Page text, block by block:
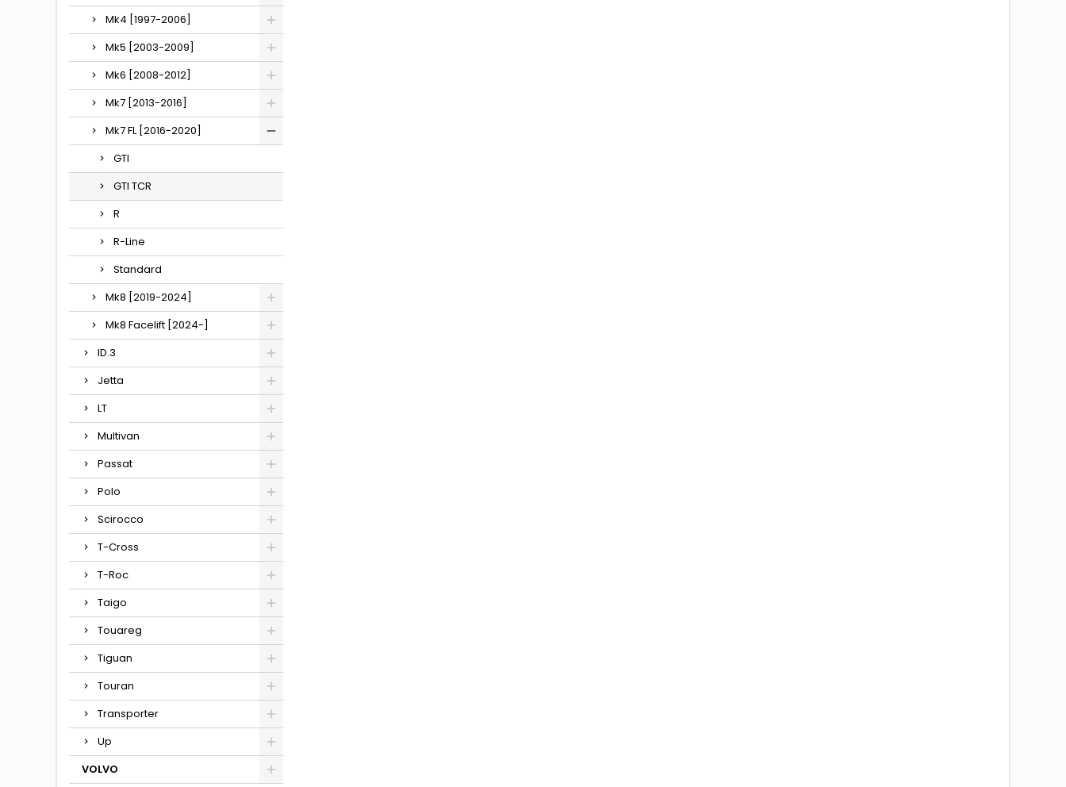
Mk4 [1997-2006]
Mk5 [2003-2009]
Mk6 [2008-2012]
Mk7 [2013-2016]
Mk7 FL [2016-2020]
GTI
GTI TCR
R
R-Line
Standard
Mk8 [2019-2024]
Mk8 Facelift [2024-]
ID.3
Jetta
LT
Multivan
Passat
Polo
Scirocco
T-Cross
T-Roc
Taigo
Touareg
Tiguan
Touran
Transporter
Up
VOLVO